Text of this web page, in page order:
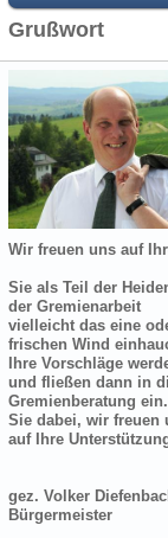
Grußwort
Wir freuen uns auf
Sie als Teil der
der Gremienarbeit
vielleicht das eine
frischen Wind
Ihre Vorschläge
und fließen dann in
Gremienberatung
Sie dabei, wir freuen
auf Ihre
gez. Volker
Bürgermeister